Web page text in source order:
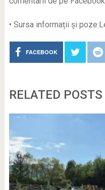
• Sursa informații și
FACEBOOK
RELATED POSTS